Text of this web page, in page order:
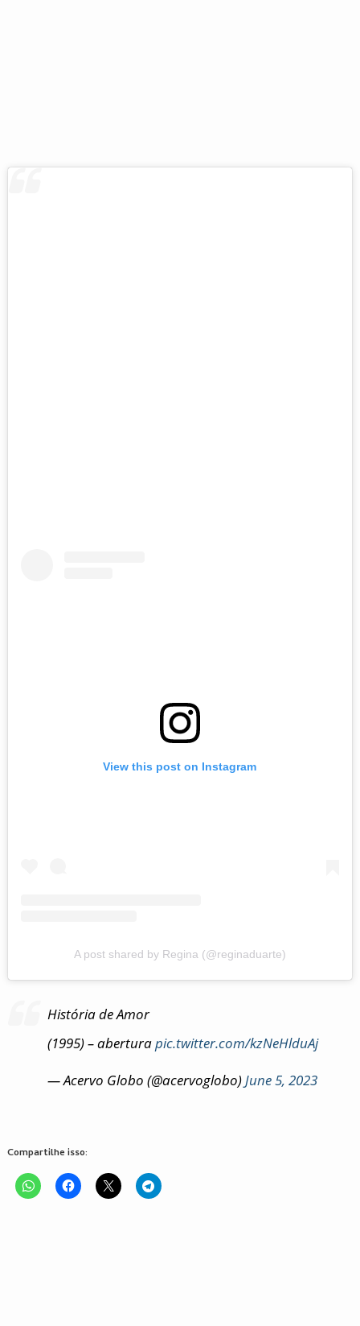
View this post on Instagram
A post shared by Regina (@reginaduarte)
História de Amor
(1995) – aberturapic.twitter.com/kzNeHlduAj
— Acervo Globo (@acervoglobo)June 5, 2023
Compartilhe isso: